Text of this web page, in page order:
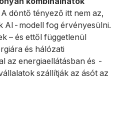
A döntő tényező itt nem az,
AI-modell fog érvényesülni.
– és ettől függetlenül
és hálózati
az energiaellátásban és -
szállítják az ásót az